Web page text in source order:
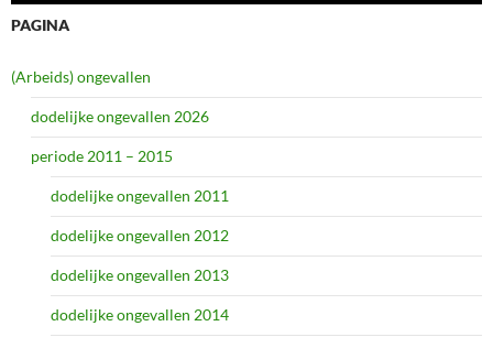
PAGINA
(Arbeids) ongevallen
dodelijke ongevallen 2026
periode 2011 – 2015
dodelijke ongevallen 2011
dodelijke ongevallen 2012
dodelijke ongevallen 2013
dodelijke ongevallen 2014